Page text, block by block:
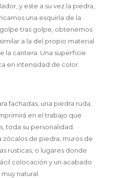
y este a su vez la piedra,
una esquirla de la
tras golpe, obtenemos
a la del propio material
la cantera. Una superficie
en intensidad de color.
fachadas, una piedra ruda,
en el trabajo que
toda su personalidad.
zócalos de piedra, muros de
rusticas, o lugares donde
colocación y un acabado
muy natural.